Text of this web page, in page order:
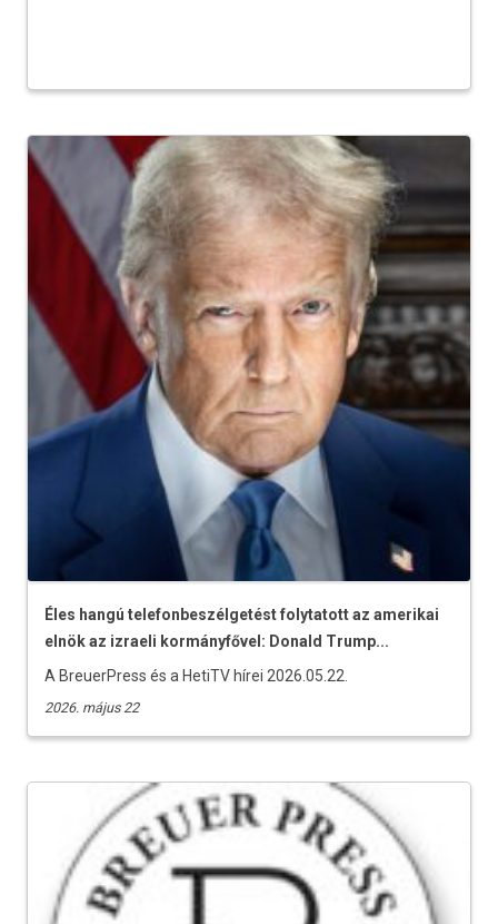
Éles hangú telefonbeszélgetést folytatott az amerikai
elnök az izraeli kormányfővel: Donald Trump...
A BreuerPress és a HetiTV hírei 2026.05.22.
2026. május 22